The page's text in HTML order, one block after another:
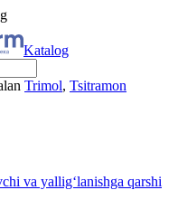
Katalog
Trimol, Tsitramon
va yallig‘lanishga qarshi